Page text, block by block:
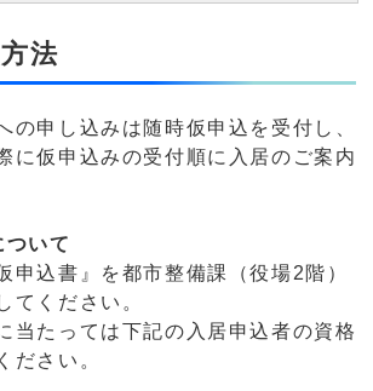
法
の申し込みは随時仮申込を受付し、
に仮申込みの受付順に入居のご案内
ついて
申込書』を都市整備課（役場2階）
てください。
当たっては下記の入居申込者の資格
ださい。